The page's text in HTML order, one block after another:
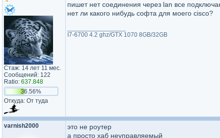
Стаж: 14 лет 11 мес.
Сообщений: 122
Ratio: 637.848
36.56%
Откуда: От туда
пишет нет соединения через lan все
нет ли какого нибудь софта для моего cisco?
I7-6700 4.2 ghz/GTX 1070 8GB/32GB
varnish2000
это не роутер
а просто хаб неуправляемый